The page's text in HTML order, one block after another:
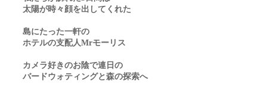
太陽が時々顔を出してくれた
島にたった一軒の
ホテルの支配人Mrモーリス
カメラ好きのお陰で連日の
バードウォティングと森の探索へ